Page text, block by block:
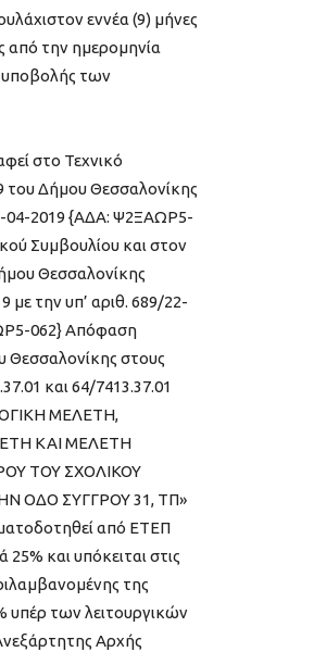
εννέα (9) μήνες
από την ημερομηνία
υποβολής των
στο Τεχνικό
του Δήμου Θεσσαλονίκης
04-2019 {ΑΔΑ: Ψ2ΞΑΩΡ5-
Συμβουλίου και στον
Θεσσαλονίκης
με την υπ’ αριθ. 689/22-
062} Απόφαση
Θεσσαλονίκης στους
και 64/7413.37.01
ΜΕΛΕΤΗ,
ΚΑΙ ΜΕΛΕΤΗ
ΤΟΥ ΣΧΟΛΙΚΟΥ
ΟΔΟ ΣΥΓΓΡΟΥ 31, ΤΠ»
από ΕΤΕΠ
και υπόκειται στις
της
υπέρ των λειτουργικών
Αρχής